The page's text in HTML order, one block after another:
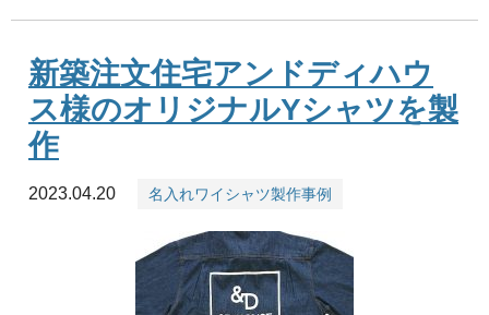
新築注文住宅アンドディハウ
ス様のオリジナルYシャツを製
作
2023.04.20 名入れワイシャツ製作事例